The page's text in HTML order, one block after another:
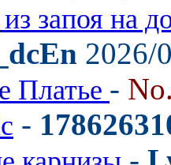
запоя на
2026/
Платье -
-